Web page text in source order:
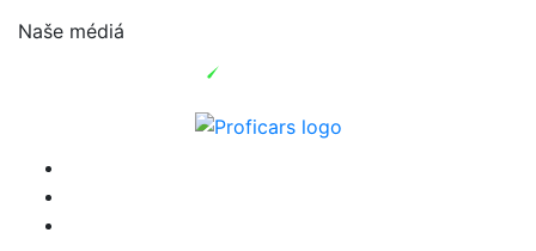
Naše médiá